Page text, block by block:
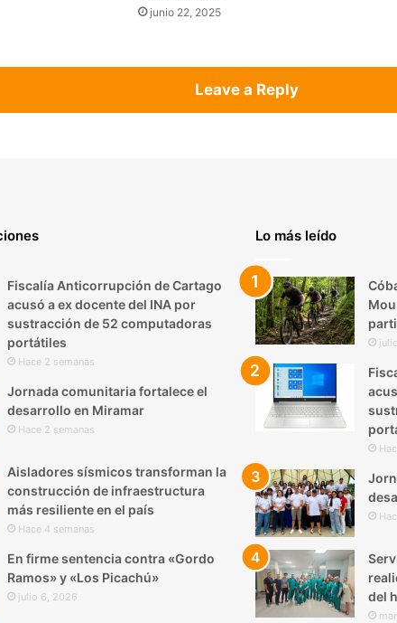
junio 22, 2025
Leave a Reply
Fiscalía Anticorrupción de Cartago
acusó a ex docente del INA por
sustracción de 52 computadoras
portátiles
Hace 2 semanas
Jornada comunitaria fortalece el
desarrollo en Miramar
Hace 2 semanas
Aisladores sísmicos transforman la
construcción de infraestructura
más resiliente en el país
Hace 4 semanas
En firme sentencia contra «Gordo
Ramos» y «Los Picachú»
julio 6, 2026
Lo más leído
del